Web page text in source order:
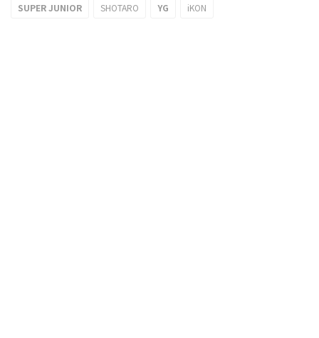
SUPER JUNIOR SHOTARO YG iKON